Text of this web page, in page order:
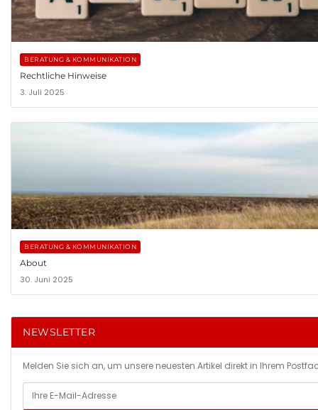
BERATUNG & KOMMUNIKATION
Rechtliche Hinweise
3. Juli 2025
BERATUNG & KOMMUNIKATION
About
30. Juni 2025
NEWSLETTER
Melden Sie sich an, um unsere neuesten Artikel direkt in Ihrem